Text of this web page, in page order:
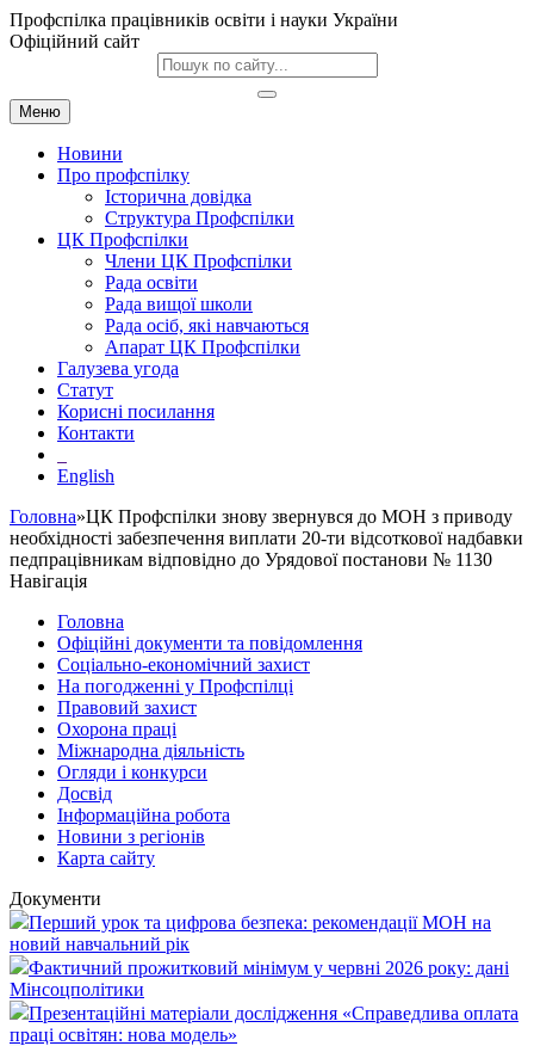
Профспілка працівників освіти і науки України
Офіційний сайт
Меню
Новини
Про профспілку
Історична довідка
Структура Профспілки
ЦК Профспілки
Члени ЦК Профспілки
Рада освіти
Рада вищої школи
Рада осіб, які навчаються
Апарат ЦК Профспілки
Галузева угода
Статут
Корисні посилання
Контакти
English
Головна»ЦК Профспілки знову звернувся до МОН з приводу
необхідності забезпечення виплати 20-ти відсоткової надбавки
педпрацівникам відповідно до Урядової постанови № 1130
Навігація
Головна
Офіційні документи та повідомлення
Соціально-економічний захист
На погодженні у Профспілці
Правовий захист
Охорона праці
Міжнародна діяльність
Огляди і конкурси
Досвід
Інформаційна робота
Новини з регіонів
Карта сайту
Документи
Перший урок та цифрова безпека: рекомендації МОН на
новий навчальний рік
Фактичний прожитковий мінімум у червні 2026 року: дані
Мінсоцполітики
Презентаційні матеріали дослідження «Справедлива оплата
праці освітян: нова модель»